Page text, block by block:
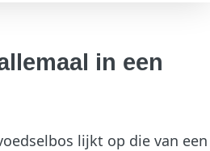
in een
lijkt op die van een